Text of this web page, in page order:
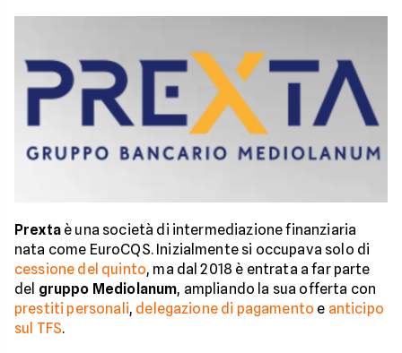
Prextaè una società di intermediazione finanziaria
nata come EuroCQS. Inizialmente si occupava solo di
cessione del quinto, ma dal 2018 è entrata a far parte
del gruppo Mediolanum, ampliando la sua offerta con
prestiti personali, delegazione di pagamento e anticipo
sul TFS.